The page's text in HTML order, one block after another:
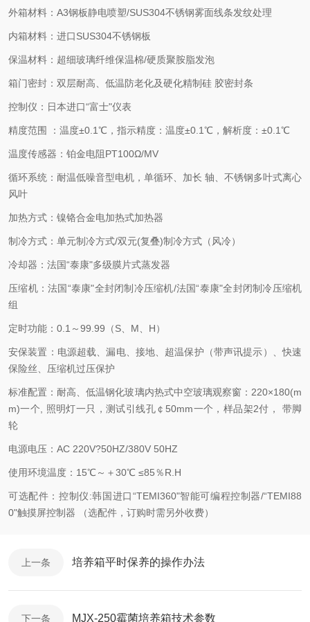
外箱材料：A3钢板静电喷塑/SUS304不锈钢雾面线条发纹处理
内箱材料：进口SUS304不锈钢板
保温材料：超细玻璃纤维保温棉/硬质聚胺脂发泡
箱门密封：双层耐高、低温防老化及硬化精制硅 胶密封条
控制仪：日本进口“富士"仪表
精度范围 ：温度±0.1℃，指示精度：温度±0.1℃，解析度：±0.1℃
温度传感器：铂金电阻PT100Ω/MV
循环系统：耐温低噪音型电机，单循环、加长 轴、不锈钢多叶式离心
风叶
加热方式：镍铬合金电加热式加热器
制冷方式：单元制冷方式/双元(复叠)制冷方式（风冷）
冷却器：法国“泰康"多级膜片式蒸发器
压缩机：法国“泰康"全封闭制冷压缩机/法国“泰康"全封闭制冷压缩机
组
定时功能：0.1～99.99（S、M、H）
安保装置：电源超载、漏电、接地、超温保护（带声讯提示）、快速
保险丝、压缩机过压保护
标准配置：耐高、低温钢化玻璃内热式中空玻璃观察窗：220×180(m
m)一个, 照明灯一只，测试引线孔￠50mm一个，样品架2付， 带脚
轮
电源电压：AC 220V?50HZ/380V 50HZ
使用环境温度：15℃～＋30℃ ≤85％R.H
可选配件：控制仪:韩国进口“TEMI360"智能可编程控制器/“TEMI88
0"触摸屏控制器 （选配件，订购时需另外收费）
上一条 培养箱平时保养的操作办法
下一条 MJX-250霉菌培养箱技术参数